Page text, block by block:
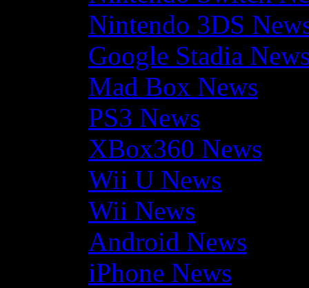
Nintendo 3DS
Google Stadia
Mad Box News
PS3 News
XBox360 News
Wii U News
Wii News
Android News
iPhone News